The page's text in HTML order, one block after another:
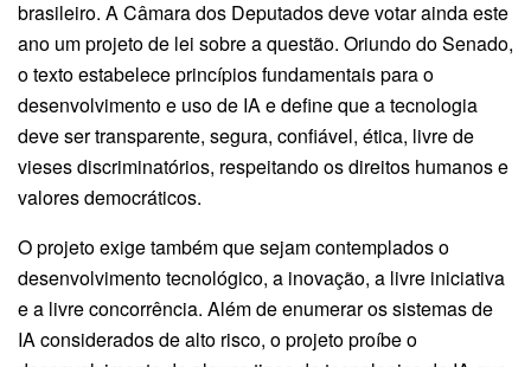
brasileiro. A Câmara dos Deputados deve votar ainda este
ano um projeto de lei sobre a questão. Oriundo do Senado,
o texto estabelece princípios fundamentais para o
desenvolvimento e uso de IA e define que a tecnologia
deve ser transparente, segura, confiável, ética, livre de
vieses discriminatórios, respeitando os direitos humanos e
valores democráticos.
O projeto exige também que sejam contemplados o
desenvolvimento tecnológico, a inovação, a livre iniciativa
e a livre concorrência. Além de enumerar os sistemas de
IA considerados de alto risco, o projeto proíbe o